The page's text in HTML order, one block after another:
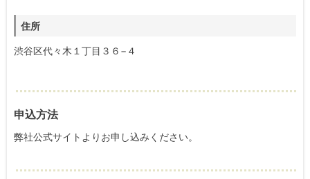
住所
渋谷区代々木１丁目３６−４
申込方法
弊社公式サイトよりお申し込みください。